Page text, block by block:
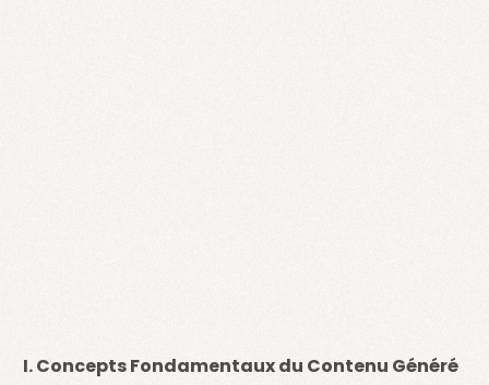
I. Concepts Fondamentaux du Contenu Généré